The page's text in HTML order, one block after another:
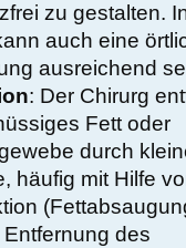
zu gestalten.
auch eine
ausreichend
: Der Chirurg
Fett oder
durch
häufig mit Hilfe
des